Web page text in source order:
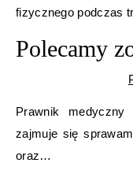
fizycznego podczas
Polecamy
Prawnik
zajmuje się
oraz…